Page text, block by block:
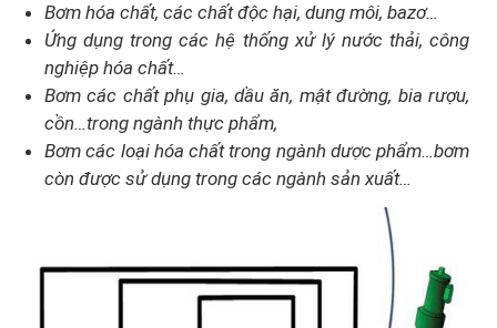
Bơm hóa chất, các chất độc hại, dung môi, bazơ…
Ứng dụng trong các hệ thống xử lý nước thải, công
nghiệp hóa chất…
Bơm các chất phụ gia, dầu ăn, mật đường, bia rượu,
cồn…trong ngành thực phẩm,
Bơm các loại hóa chất trong ngành dược phẩm…bơm
còn được sử dụng trong các ngành sản xuất…